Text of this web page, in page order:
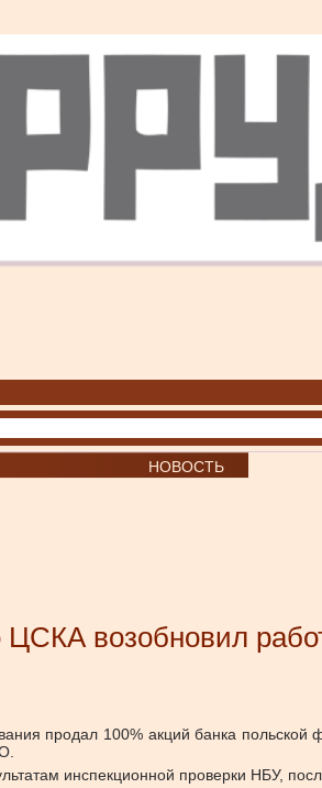
НОВОСТЬ
ЦСКА возобновил
продал 100% акций банка
инспекционной проверки НБУ,